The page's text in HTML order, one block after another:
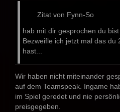
Zitat von Fynn-So
hab mit dir gesprochen du
Bezweifle ich jetzt mal das du
hast...
Wir haben nicht miteinander
auf dem Teamspeak. Ingame
im Spiel geredet und nie
preisgegeben.